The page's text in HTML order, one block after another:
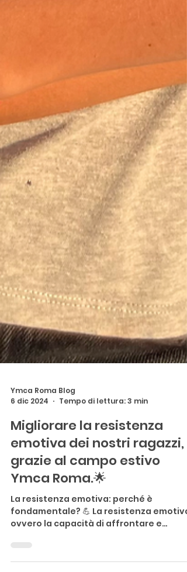
Ymca Roma Blog
6 dic 2024
Tempo di lettura: 3 min
Migliorare la resistenza
emotiva dei nostri ragazzi,
grazie al campo estivo
Ymca Roma.🌟
ovvero la capacità di affrontare e